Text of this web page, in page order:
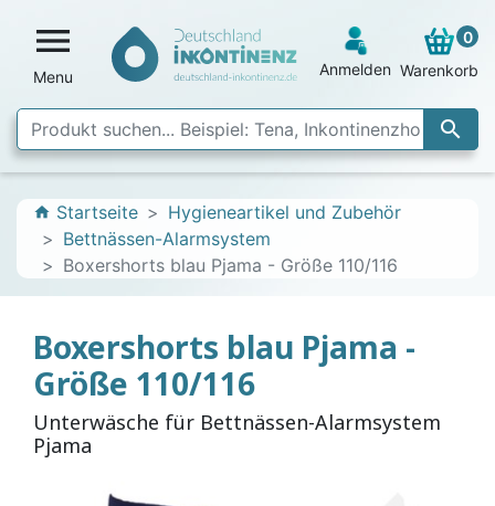

Menu

Anmelden
0
Warenkorb
home Startseite
Hygieneartikel und Zubehör
Bettnässen-Alarmsystem
Boxershorts blau Pjama - Größe 110/116
Boxershorts blau Pjama -
Größe 110/116
Unterwäsche für Bettnässen-Alarmsystem
Pjama